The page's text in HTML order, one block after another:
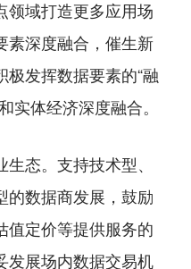
领域打造更多应用场
素深度融合，催生新
发挥数据要素的“融
实体经济深度融合。
态。支持技术型、
的数据商发展，鼓励
值定价等提供服务的
发展场内数据交易机